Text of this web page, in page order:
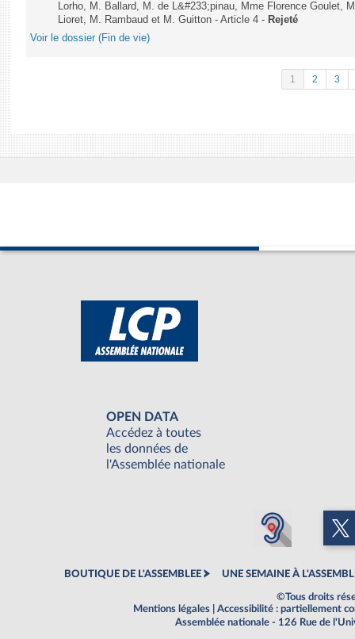
Lorho, M. Ballard, M. de L&#233;pinau, Mme Florence Goulet,
Lioret, M. Rambaud et M. Guitton - Article 4 - Rejeté
Voir le dossier (Fin de vie)
1 2 3
OPEN DATA
Accédez à toutes
les données de
l'Assemblée nationale
BOUTIQUE DE L'ASSEMBLEE UNE SEMAINE À
©Tous droits
Mentions légales
Accessibilité : partiellement
Assemblée nationale - 126 Rue de